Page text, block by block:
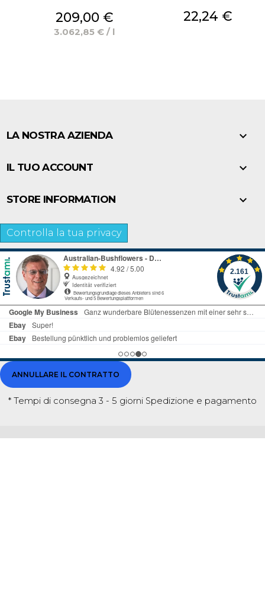
Prezzo
209,00 €
3.062,85 € / l
Prezzo
22,24 €
LA NOSTRA AZIENDA 
IL TUO ACCOUNT 
STORE INFORMATION 
Controlla la tua privacy
ANNULLARE IL CONTRATTO
* Tempi di consegna 3 - 5 giorni Spedizione e pagamento